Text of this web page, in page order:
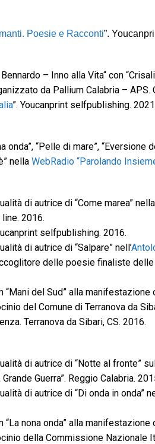
Poesie e Racconti”.
– Inno alla Vita“ con
da Pallium Calabria – APS.
”. Youcanprint selfpublishing.
onda”, “Pelle di mare”, “Eversione
nella WebRadio “Parolando
di autrice di “Come marea” nella
2016.
selfpublishing. 2016.
di autrice di “Salpare” nell’
delle poesie finaliste
“Mani del Sud” alla
del Comune di Terranova da
Terranova da Sibari, CS. 2016.
di autrice di “Notte al fronte”
Guerra”. Reggio Calabria.
di autrice di “Di onda in onda”
“La nona onda” alla
della Commissione Nazionale